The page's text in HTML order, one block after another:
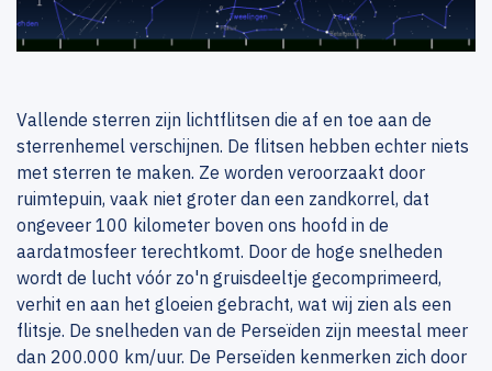
Vallende sterren zijn lichtflitsen die af en toe aan de
sterrenhemel verschijnen. De flitsen hebben echter niets
met sterren te maken. Ze worden veroorzaakt door
ruimtepuin, vaak niet groter dan een zandkorrel, dat
ongeveer 100 kilometer boven ons hoofd in de
aardatmosfeer terechtkomt. Door de hoge snelheden
wordt de lucht vóór zo'n gruisdeeltje gecomprimeerd,
verhit en aan het gloeien gebracht, wat wij zien als een
flitsje. De snelheden van de Perseïden zijn meestal meer
dan 200.000 km/uur. De Perseïden kenmerken zich door